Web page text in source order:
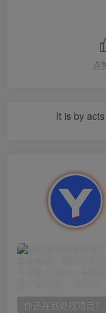
点
It is by